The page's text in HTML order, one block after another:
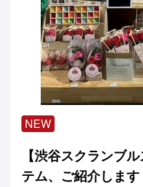
NEW
【渋谷スクランブ
テム、ご紹介します